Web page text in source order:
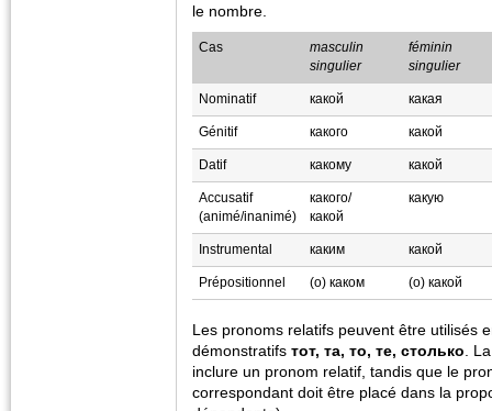
le nombre.
Cas
masculin
singulier
féminin
singulier
Nominatif какой какая
Génitif какого какой
Datif какому какой
Accusatif
(animé/inanimé)
какого/
какой
какую
Instrumental каким какой
Prépositionnel (о) каком (о) какой
Les pronoms relatifs peuvent être utilisés
démonstratifs тот, та, то, те, столько.
inclure un pronom relatif, tandis que le
correspondant doit être placé dans la